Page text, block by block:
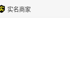
实名商家